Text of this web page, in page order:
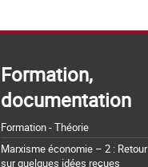
Formation,
documentation
Formation - Théorie
Marxisme économie – 2 : Retour
sur quelques idées reçues